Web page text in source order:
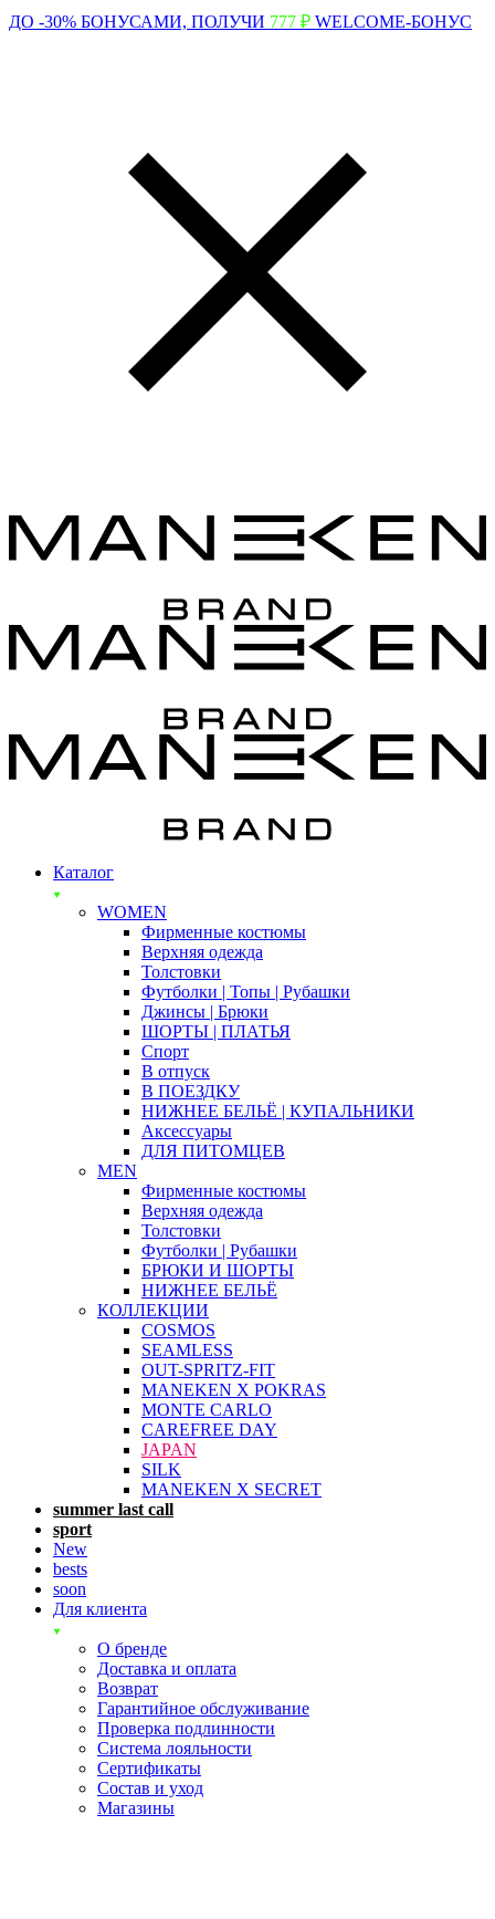
ДО -30% БОНУСАМИ, ПОЛУЧИ 777 ₽ WELCOME-БОНУС
Каталог
WOMEN
Фирменные костюмы
Верхняя одежда
Толстовки
Футболки | Топы | Рубашки
Джинсы | Брюки
ШОРТЫ | ПЛАТЬЯ
Спорт
В отпуск
В ПОЕЗДКУ
НИЖНЕЕ БЕЛЬЁ | КУПАЛЬНИКИ
Аксессуары
ДЛЯ ПИТОМЦЕВ
MEN
Фирменные костюмы
Верхняя одежда
Толстовки
Футболки | Рубашки
БРЮКИ И ШОРТЫ
НИЖНЕЕ БЕЛЬЁ
КОЛЛЕКЦИИ
COSMOS
SEAMLESS
OUT-SPRITZ-FIT
MANEKEN X POKRAS
MONTE CARLO
CAREFREE DAY
JAPAN
SILK
MANEKEN X SECRET
summer last call
sport
New
bests
soon
Для клиента
О бренде
Доставка и оплата
Возврат
Гарантийное обслуживание
Проверка подлинности
Система лояльности
Сертификаты
Состав и уход
Магазины